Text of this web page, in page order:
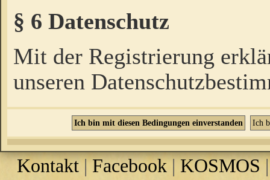
§ 6 Datenschutz
Mit der Registrierung
unseren
Kontakt |Facebook | KOSMOS